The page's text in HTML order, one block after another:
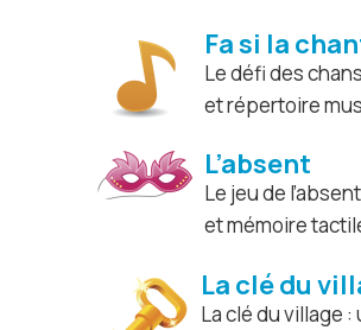
Fa si la
Le défi des
et répertoire
L’absent
Le jeu de
et mémoire
La clé du
La clé du village